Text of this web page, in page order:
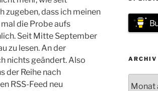
zugeben, dass ich meinen
die Probe aufs
Seit Mitte September
zu lesen. An der
nichts geändert. Also
der Reihe nach
RSS-Feed neu
ARCHIV